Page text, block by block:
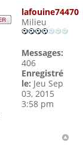
lafouine74470
Milieu
Messages:
406
Enregistré
le: Jeu Sep
03, 2015
3:58 pm